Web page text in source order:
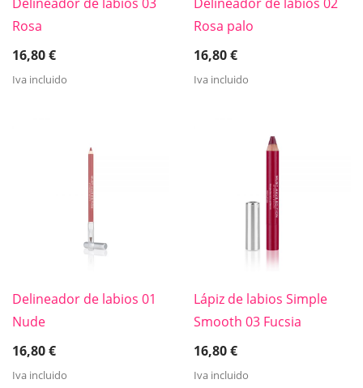
Delineador de labios 03
Rosa
16,80€
Iva incluido
Delineador de labios 02
Rosa palo
16,80€
Iva incluido
Delineador de labios 01
Nude
16,80€
Iva incluido
Lápiz de labios Simple
Smooth 03 Fucsia
16,80€
Iva incluido